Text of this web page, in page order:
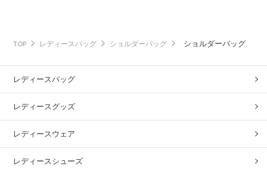
TOP レディースバッグ ショルダーバッグ ショルダーバッグ
レディースバッグ
レディースグッズ
レディースウェア
レディースシューズ